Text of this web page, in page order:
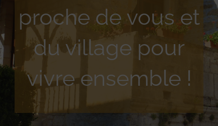
proche de vous et
du village pour
vivre ensemble !